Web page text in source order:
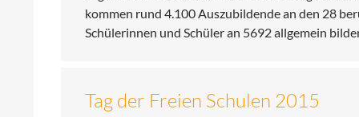
kommen rund 4.100 Auszubildende an den 28
Schülerinnen und Schüler an 5692 allgemein
Tag der Freien Schulen 2015